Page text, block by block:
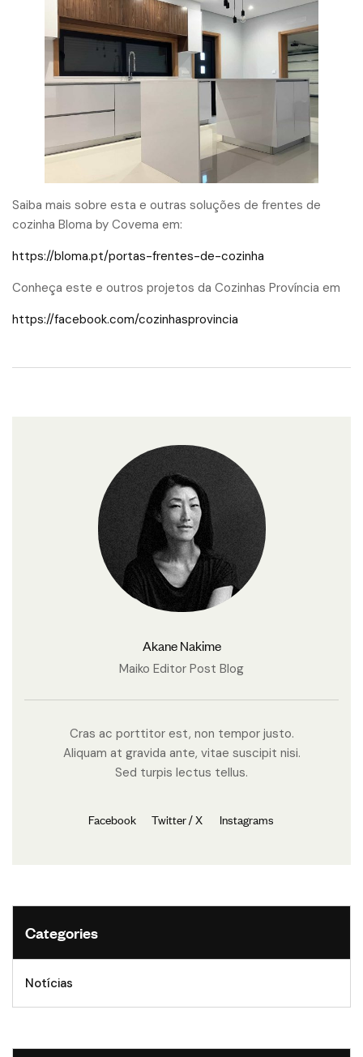
Saiba mais sobre esta e outras soluções de frentes de
cozinha Bloma by Covema em:
https://bloma.pt/portas-frentes-de-cozinha
Conheça este e outros projetos da Cozinhas Província em
https://facebook.com/cozinhasprovincia
Akane Nakime
Maiko Editor Post Blog
Cras ac porttitor est, non tempor justo.
Aliquam at gravida ante, vitae suscipit nisi.
Sed turpis lectus tellus.
Facebook Twitter / X Instagrams
Categories
Notícias